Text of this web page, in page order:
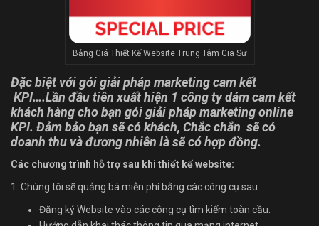
Bảng Giá Thiết Kế Website Trung Tâm Gia Sư
Đặc biệt với gói giải pháp marketing cam kết
KPI….Lần đầu tiên xuất hiện 1 công ty dám cam kết
khách hàng cho bạn gói giải pháp marketing online
KPI. Đảm bảo bạn sẽcó khách, Chắc chắn sẽcó
doanh thu và đương nhiên làsẽcó hợp đồng.
Các chương trình hỗ trợ sau khi thiết kế website:
1. Chúng tôi sẽ quảng bá miễn phí bằng các công cụ sau:
Đăng ký Website vào các công cụ tìm kiếm toàn cầu.